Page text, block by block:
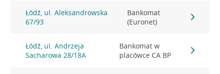
Łódź, ul. Aleksandrowska
67/93
Bankomat
(Euronet)
Łódź, ul. Andrzeja
Sacharowa 28/18A
Bankomat w
placówce CA BP